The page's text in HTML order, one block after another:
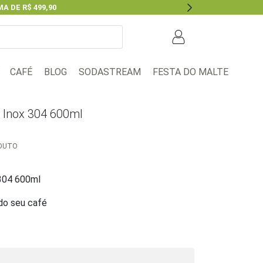
DE R$ 499,90
Next
CAFÉ BLOG SODASTREAM FESTA DO MALTE
304 600ml
600ml
seu café